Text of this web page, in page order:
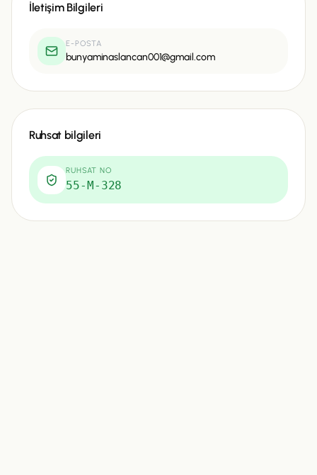
İletişim Bilgileri
E-POSTA
bunyaminaslancan001@gmail.com
Ruhsat bilgileri
RUHSAT NO
55-M-328